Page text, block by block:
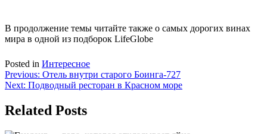
В продолжение темы читайте также о самых дорогих винах
мира в одной из подборок LifeGlobe
Posted in Интересное
Навигация
по
записям
Previous: Отель внутри старого Боинга-727
Next: Подводный ресторан в Красном море
Related Posts